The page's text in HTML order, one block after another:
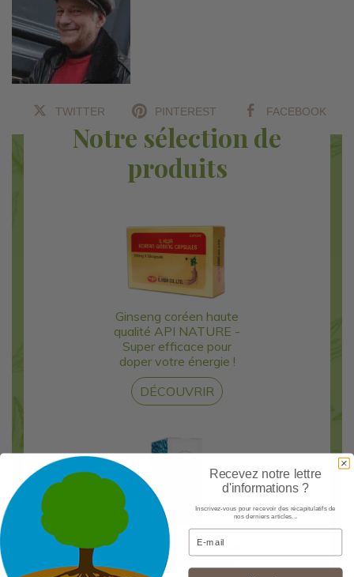
TWITTER PINTEREST FACEBOOK
Notre sélection de
produits
Ginseng coréen haute
qualité API NATURE -
Super efficace pour
doper votre énergie !
DÉCOUVRIR
SEREAUM Eau de mer
hypertonique ALMA
Recevez notre lettre
d'informations ?
Inscrivez-vous pour recevoir des récapitulatifs de
nos derniers articles...
Email